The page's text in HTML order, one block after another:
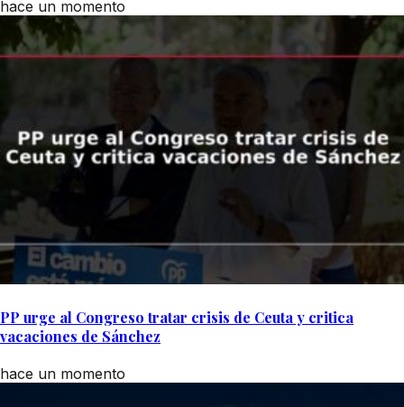
hace un momento
PP urge al Congreso tratar crisis de Ceuta y critica
vacaciones de Sánchez
hace un momento